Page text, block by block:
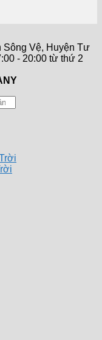
Sông Vệ, Huyện Tư
- 20:00 từ thứ 2